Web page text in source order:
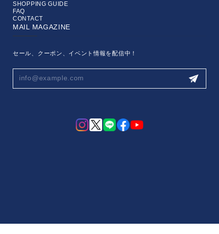
SHOPPING GUIDE
FAQ
CONTACT
MAIL MAGAZINE
セール、クーポン、イベント情報を配信中！